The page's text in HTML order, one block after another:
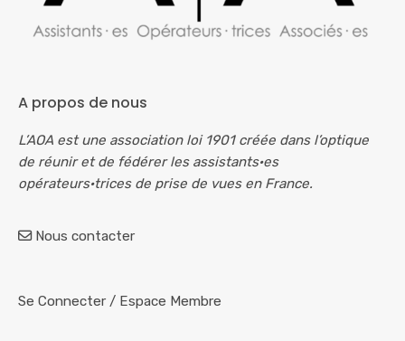
A propos de nous
L’AOA est une association loi 1901 créée dans l’optique
de réunir et de fédérer les assistants·es
opérateurs·trices de prise de vues en France.
Nous contacter
Se Connecter / Espace Membre